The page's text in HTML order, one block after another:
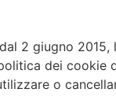
2 giugno
dei
o